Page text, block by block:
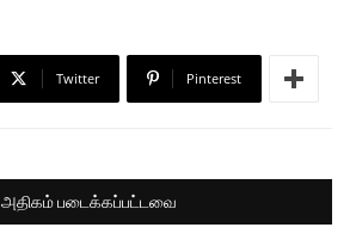
Twitter Pinterest
அதிகம் படைக்கப்பட்டவை